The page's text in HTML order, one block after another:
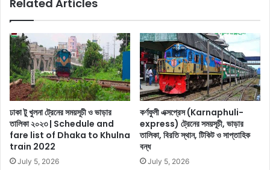
Related Articles
ঢাকা টু খুলনা ট্রেনের সময়সূচী ও ভাড়ার
তালিকা ২০২৩ | Schedule and
fare list of Dhaka to Khulna
train 2022
July 5, 2026
কর্ণফুলী এক্সপ্রেস (Karnaphuli-
express) ট্রেনের সময়সূচী, ভাড়ার
তালিকা, বিরতি স্থান, টিকিট ও সাপ্তাহিক
বন্ধ
July 5, 2026